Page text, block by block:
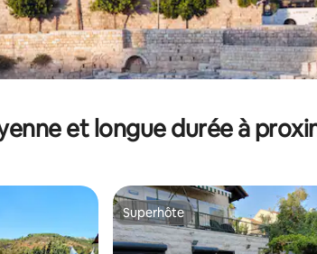
et longue durée à
Superhôte
Superhôte